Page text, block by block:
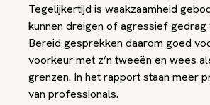
Tegelijkertijd is waakzaamheid
kunnen dreigen of agressief gedrag
Bereid gesprekken daarom goed
voorkeur met z’n tweeën en wees
grenzen. In het rapport staan meer
van professionals.